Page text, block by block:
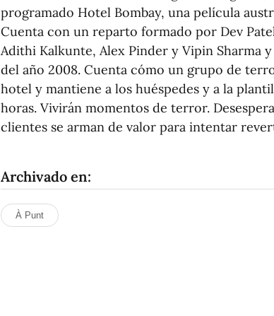
programado Hotel Bombay, una película
Cuenta con un reparto formado por Dev
Adithi Kalkunte, Alex Pinder y Vipin Sharma
del año 2008. Cuenta cómo un grupo de
hotel y mantiene a los huéspedes y a la
horas. Vivirán momentos de terror.
clientes se arman de valor para intentar
Archivado en:
À Punt